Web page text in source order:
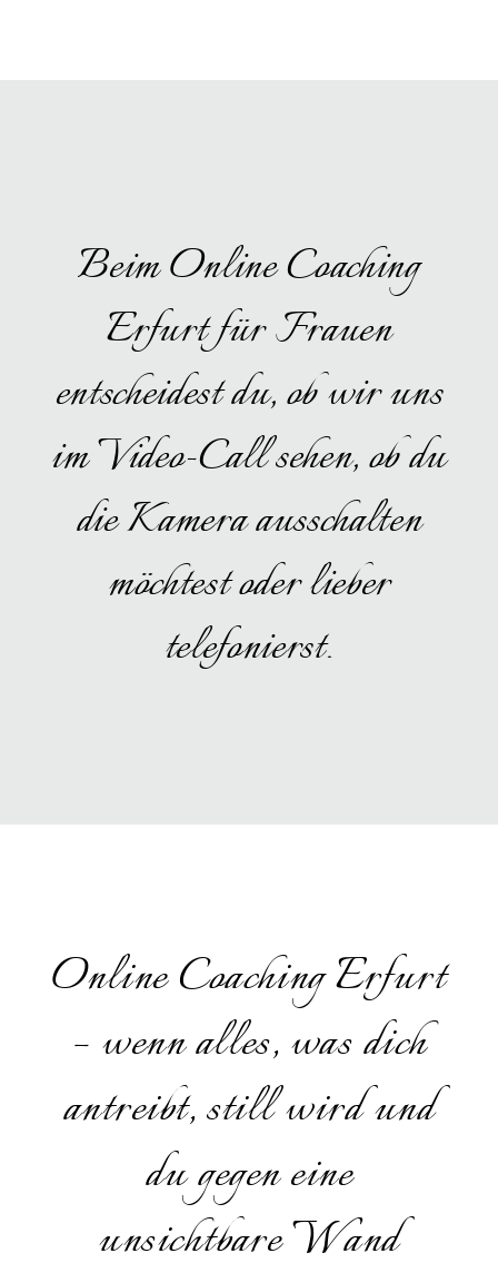
Beim Online Coaching
Erfurt für Frauen
entscheidest du, ob wir uns
im Video-Call sehen, ob du
die Kamera ausschalten
möchtest oder lieber
telefonierst.
Online Coaching Erfurt
– wenn alles, was dich
antreibt, still wird und
du gegen eine
unsichtbare Wand